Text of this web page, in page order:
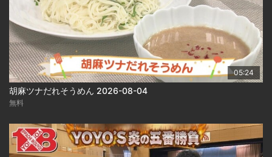
05:24
胡麻ツナだれそうめん 2026-08-04
無料